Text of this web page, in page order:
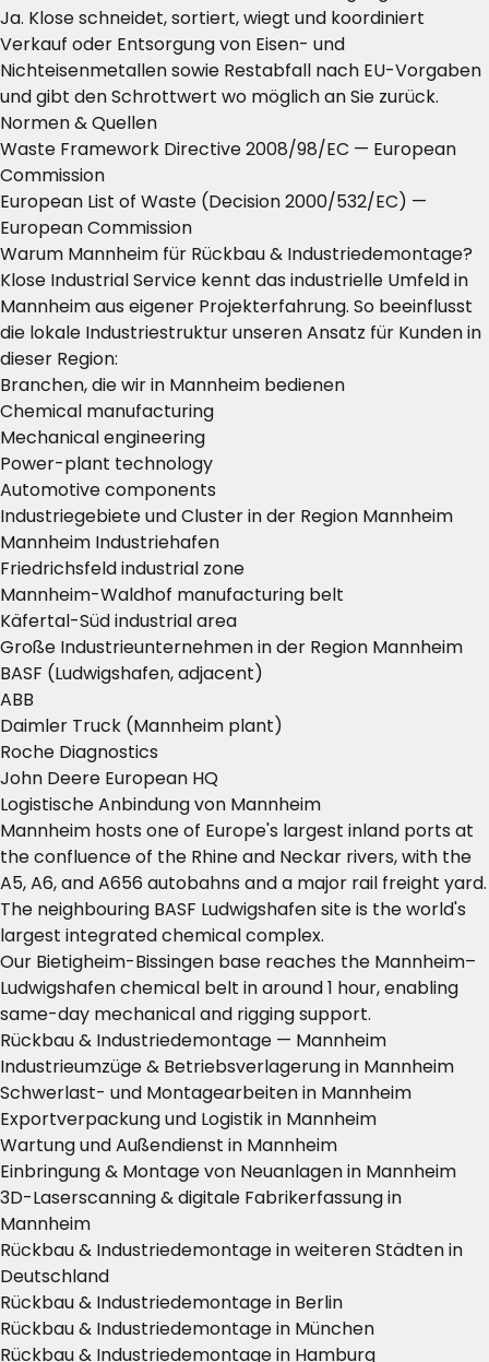
Ja. Klose schneidet, sortiert, wiegt und koordiniert
Verkauf oder Entsorgung von Eisen- und
Nichteisenmetallen sowie Restabfall nach EU-Vorgaben
und gibt den Schrottwert wo möglich an Sie zurück.
Normen & Quellen
Waste Framework Directive 2008/98/EC — European
Commission
European List of Waste (Decision 2000/532/EC) —
European Commission
Warum Mannheim für Rückbau & Industriedemontage?
Klose Industrial Service kennt das industrielle Umfeld in
Mannheim aus eigener Projekterfahrung. So beeinflusst
die lokale Industriestruktur unseren Ansatz für Kunden in
dieser Region:
Branchen, die wir in Mannheim bedienen
Chemical manufacturing
Mechanical engineering
Power-plant technology
Automotive components
Industriegebiete und Cluster in der Region Mannheim
Mannheim Industriehafen
Friedrichsfeld industrial zone
Mannheim-Waldhof manufacturing belt
Käfertal-Süd industrial area
Große Industrieunternehmen in der Region Mannheim
BASF (Ludwigshafen, adjacent)
ABB
Daimler Truck (Mannheim plant)
Roche Diagnostics
John Deere European HQ
Logistische Anbindung von Mannheim
Mannheim hosts one of Europe's largest inland ports at
the confluence of the Rhine and Neckar rivers, with the
A5, A6, and A656 autobahns and a major rail freight yard.
The neighbouring BASF Ludwigshafen site is the world's
largest integrated chemical complex.
Our Bietigheim-Bissingen base reaches the Mannheim–
Ludwigshafen chemical belt in around 1 hour, enabling
same-day mechanical and rigging support.
Rückbau & Industriedemontage — Mannheim
Industrieumzüge & Betriebsverlagerung in Mannheim
Schwerlast- und Montagearbeiten in Mannheim
Exportverpackung und Logistik in Mannheim
Wartung und Außendienst in Mannheim
Einbringung & Montage von Neuanlagen in Mannheim
3D-Laserscanning & digitale Fabrikerfassung in
Mannheim
Rückbau & Industriedemontage in weiteren Städten in
Deutschland
Rückbau & Industriedemontage in Berlin
Rückbau & Industriedemontage in München
Rückbau & Industriedemontage in Hamburg